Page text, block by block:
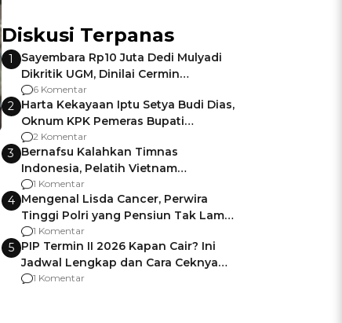
Diskusi Terpanas
1
Sayembara Rp10 Juta Dedi Mulyadi
Dikritik UGM, Dinilai Cermin
Gagalnya Negara Jamin Keamanan
6 Komentar
2 Harta Kekayaan Iptu Setya Budi Dias,
Oknum KPK Pemeras Bupati
Pemalang
2 Komentar
3 Bernafsu Kalahkan Timnas
Indonesia, Pelatih Vietnam
Berencana Pakai Jimat di Pakansari
1 Komentar
4 Mengenal Lisda Cancer, Perwira
Tinggi Polri yang Pensiun Tak Lama
Usai Jadi Brigjen
1 Komentar
5 PIP Termin II 2026 Kapan Cair? Ini
Jadwal Lengkap dan Cara Ceknya
agar Dana Tidak Hangus!
1 Komentar